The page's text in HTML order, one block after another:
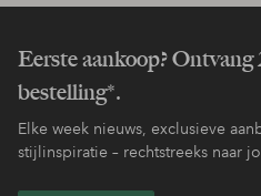
Eerste aankoop?
bestelling*.
Elke week nieuws, exclusieve
stijlinspiratie – rechtstreeks naar